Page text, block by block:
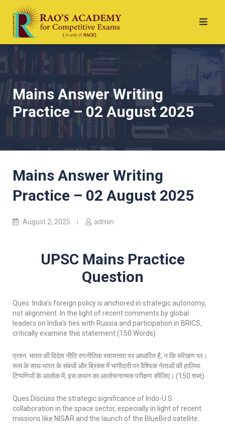
Mains Answer Writing
Practice – 02 August 2025
Mains Answer Writing
Practice – 02 August 2025
August 2, 2025 admin
UPSC Mains Practice
Question
Ques: India’s foreign policy is anchored in strategic autonomy,
not alignment. In the light of recent comments by global
leaders on India’s ties with Russia and participation in BRICS,
critically examine this statement.(150 Words)
प्रश्न: भारत की विदेश नीति रणनीतिक स्वायत्तता पर आधारित है, न कि संरेखण पर।
रूस के साथ भारत के संबंधों और ब्रिक्स में भागीदारी पर वैश्विक नेताओं की हालिया
टिप्पणियों के आलोक में, इस कथन का आलोचनात्मक परीक्षण कीजिए। (150 शब्द)
Ques:Discuss the strategic significance of Indo-U.S.
collaboration in the space sector, especially in light of recent
missions like NISAR and the launch of the BlueBird satellite.